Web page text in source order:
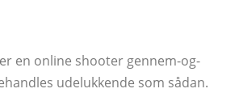
en online shooter gennem-og-
udelukkende som sådan.